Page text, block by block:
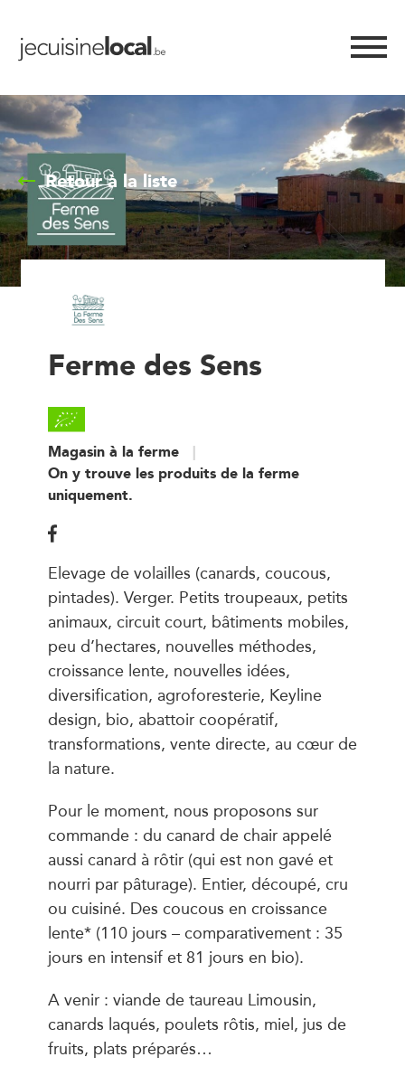
Retour à la liste
Ferme des Sens
Magasin à la ferme
On y trouve les produits de la ferme
uniquement.
Elevage de volailles (canards, coucous,
pintades). Verger. Petits troupeaux, petits
animaux, circuit court, bâtiments mobiles,
peu d’hectares, nouvelles méthodes,
croissance lente, nouvelles idées,
diversification, agroforesterie, Keyline
design, bio, abattoir coopératif,
transformations, vente directe, au cœur de
la nature.
Pour le moment, nous proposons sur
commande : du canard de chair appelé
aussi canard à rôtir (qui est non gavé et
nourri par pâturage). Entier, découpé, cru
ou cuisiné. Des coucous en croissance
lente* (110 jours – comparativement : 35
jours en intensif et 81 jours en bio).
A venir : viande de taureau Limousin,
canards laqués, poulets rôtis, miel, jus de
fruits, plats préparés…